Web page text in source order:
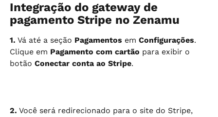
Integração do gateway de
pagamento Stripe no Zenamu
1. Vá até a seção Pagamentos em Configurações.
Clique em Pagamento com cartão para exibir o
botão Conectar conta ao Stripe.
2. Você será redirecionado para o site do Stripe,